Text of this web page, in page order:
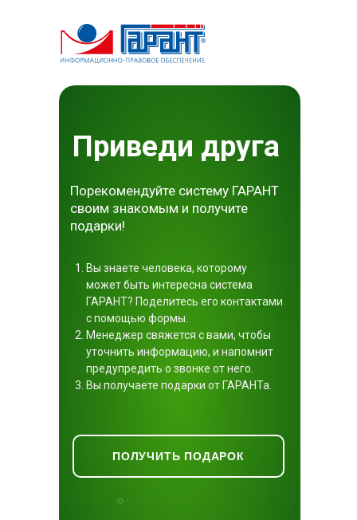
Приведи друга
Порекомендуйте систему ГАРАНТ
своим знакомым и получите
подарки!
ПОЛУЧИТЬ ПОДАРОК
Вы знаете человека, которому
может быть интересна система
ГАРАНТ? Поделитесь его контактами
с помощью формы.
Менеджер свяжется с вами, чтобы
уточнить информацию, и напомнит
предупредить о звонке от него.
Вы получаете подарки от ГАРАНТа.